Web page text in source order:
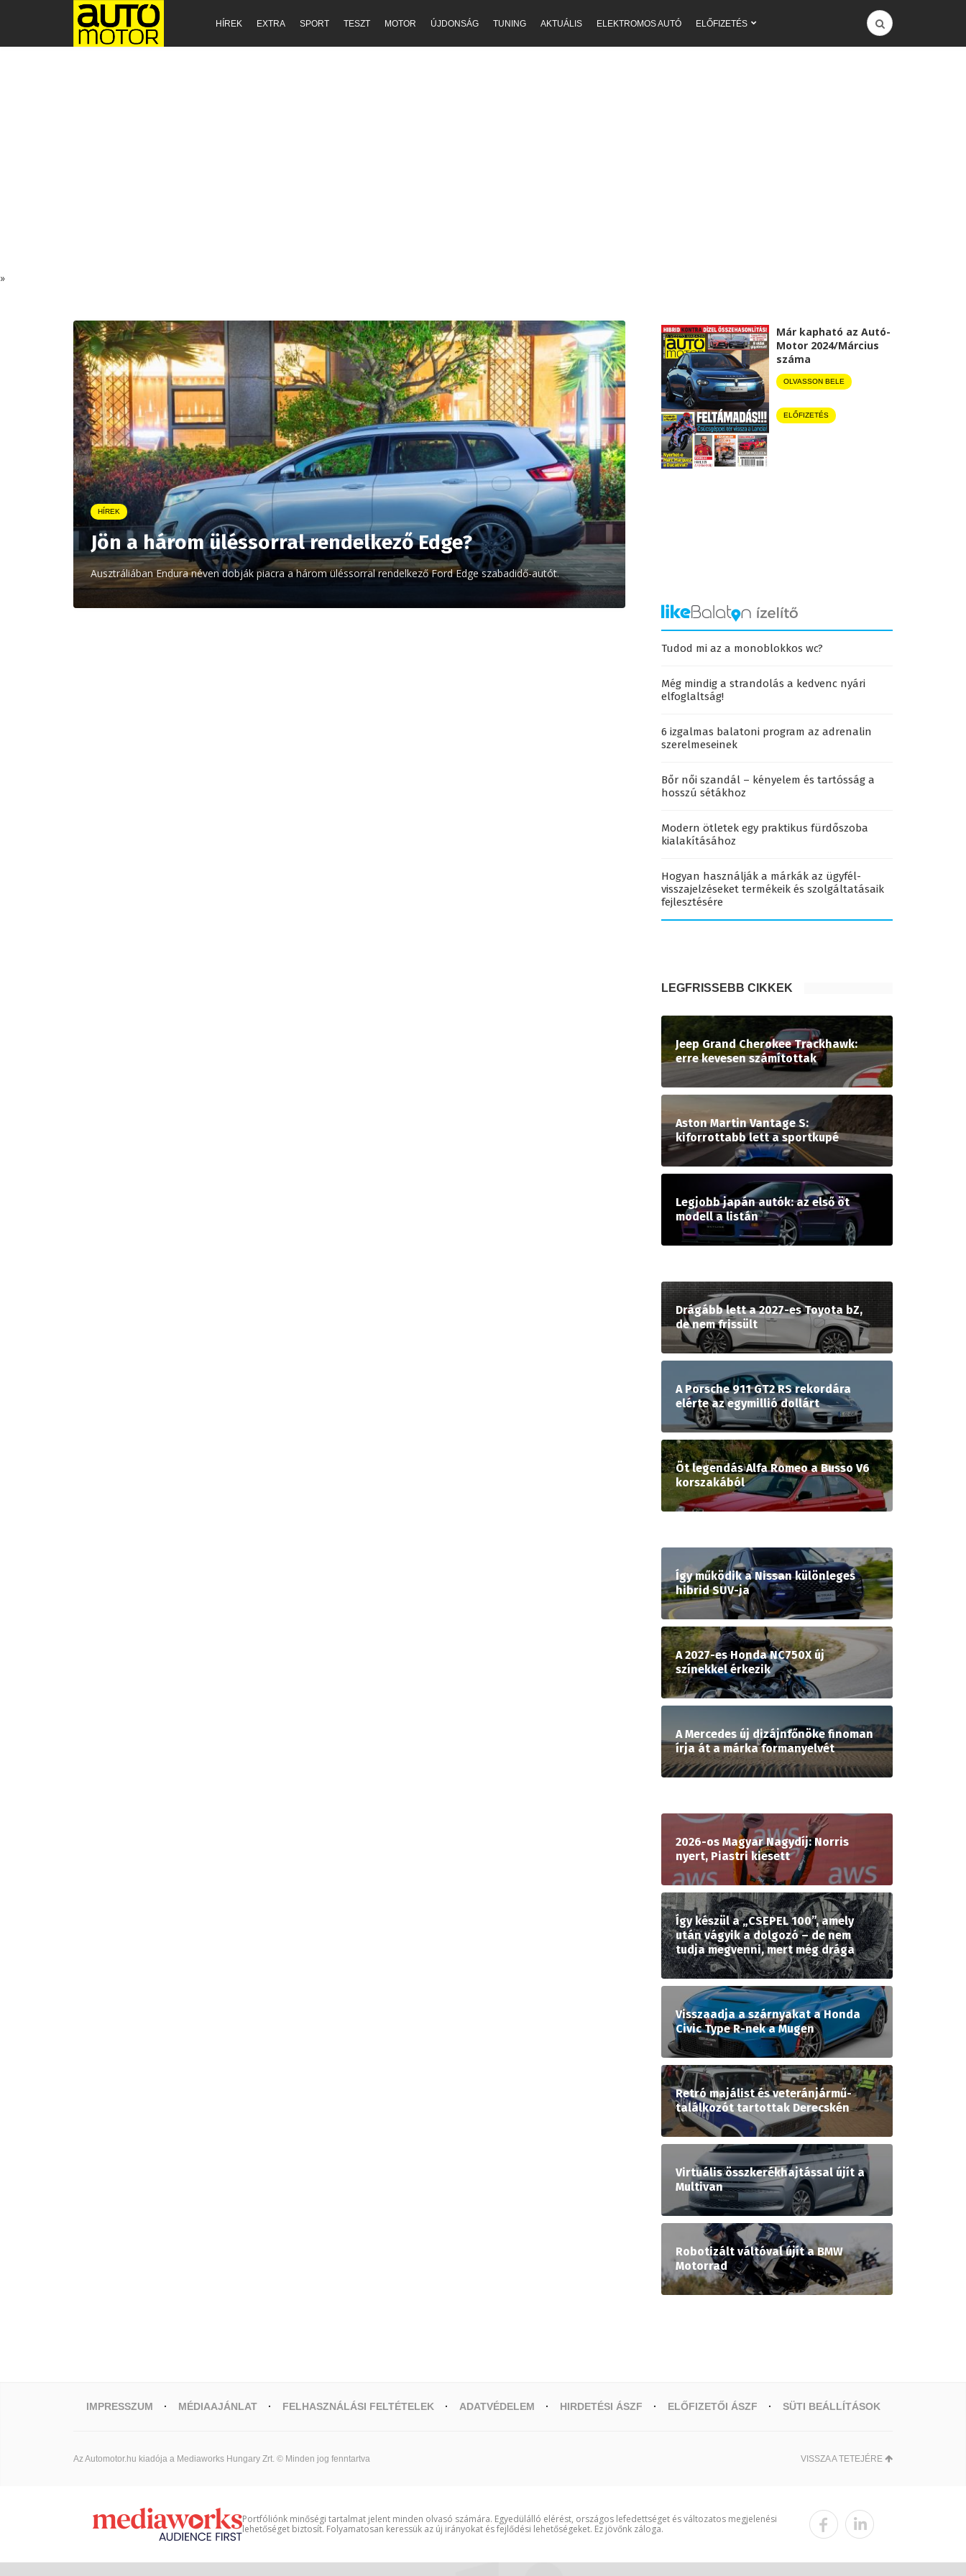
HÍREK EXTRA SPORT TESZT MOTOR ÚJDONSÁG TUNING AKTUÁLIS ELEKTROMOS AUTÓ ELŐFIZETÉS
»
HÍREK
Jön a három üléssorral rendelkező Edge?
Ausztráliában Endura néven dobják piacra a három üléssorral rendelkező Ford Edge szabadidő-autót.
Már kapható az Autó-
Motor 2024/Március
száma
OLVASSON BELE
ELŐFIZETÉS
Tudod mi az a monoblokkos wc?
Még mindig a strandolás a kedvenc nyári
elfoglaltság!
6 izgalmas balatoni program az adrenalin
szerelmeseinek
Bőr női szandál – kényelem és tartósság a
hosszú sétákhoz
Modern ötletek egy praktikus fürdőszoba
kialakításához
Hogyan használják a márkák az ügyfél-
visszajelzéseket termékeik és szolgáltatásaik
fejlesztésére
LEGFRISSEBB CIKKEK
Jeep Grand Cherokee Trackhawk:
erre kevesen számítottak
Aston Martin Vantage S:
kiforrottabb lett a sportkupé
Legjobb japán autók: az első öt
modell a listán
Drágább lett a 2027-es Toyota bZ,
de nem frissült
A Porsche 911 GT2 RS rekordára
elérte az egymillió dollárt
Öt legendás Alfa Romeo a Busso V6
korszakából
Így működik a Nissan különleges
hibrid SUV-ja
A 2027-es Honda NC750X új
színekkel érkezik
A Mercedes új dizájnfőnöke finoman
írja át a márka formanyelvét
2026-os Magyar Nagydíj: Norris
nyert, Piastri kiesett
Így készül a „CSEPEL 100”, amely
után vágyik a dolgozó – de nem
tudja megvenni, mert még drága
Visszaadja a szárnyakat a Honda
Civic Type R-nek a Mugen
Retró majálist és veteránjármű-
találkozót tartottak Derecskén
Virtuális összkerékhajtással újít a
Multivan
Robotizált váltóval újít a BMW
Motorrad
IMPRESSZUM MÉDIAAJÁNLAT FELHASZNÁLÁSI FELTÉTELEK ADATVÉDELEM HIRDETÉSI ÁSZF ELŐFIZETŐI ÁSZF SÜTI BEÁLLÍTÁSOK
Az Automotor.hu kiadója a Mediaworks Hungary Zrt. © Minden jog fenntartva VISSZA A TETEJÉRE
Portfóliónk minőségi tartalmat jelent minden olvasó számára. Egyedülálló elérést, országos lefedettséget és változatos megjelenési
lehetőséget biztosít. Folyamatosan keressük az új irányokat és fejlődési lehetőségeket. Ez jövőnk záloga.